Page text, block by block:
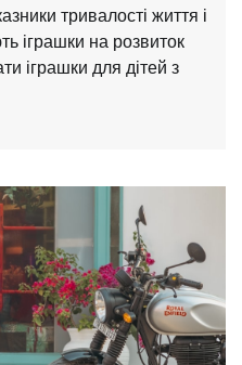
тривалості життя і
іграшки на розвиток
іграшки для дітей з